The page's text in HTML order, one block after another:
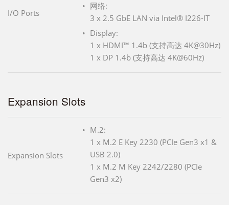
I/O Ports
网络:
3 x 2.5 GbE LAN via Intel® I226-IT
Display:
1 x HDMI™ 1.4b (支持高达 4K@30Hz)
1 x DP 1.4b (支持高达 4K@60Hz)
Expansion Slots
Expansion Slots
M.2:
1 x M.2 E Key 2230 (PCIe Gen3 x1 &
USB 2.0)
1 x M.2 M Key 2242/2280 (PCIe
Gen3 x2)